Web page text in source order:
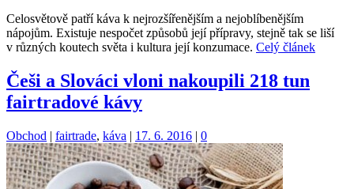
Celosvětově patří káva k nejrozšířenějším a nejoblíbenějším
nápojům. Existuje nespočet způsobů její přípravy, stejně tak se liší
v různých koutech světa i kultura její konzumace. Celý článek
Češi a Slováci vloni nakoupili 218 tun
fairtradové kávy
Kategorie:
Obchod | Štítky:
fairtrade, káva | 17. 6. 2016 | 0